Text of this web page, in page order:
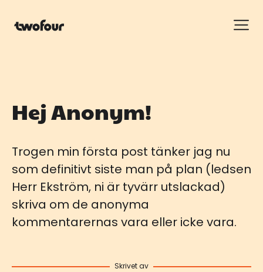
Hej Anonym!
Trogen min första post tänker jag nu
som definitivt siste man på plan (ledsen
Herr Ekström, ni är tyvärr utslackad)
skriva om de anonyma
kommentarernas vara eller icke vara.
Skrivet av